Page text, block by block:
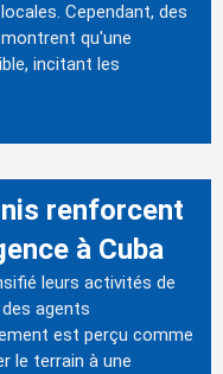
Cependant, des
qu'une
incitant les
renforcent
à Cuba
leurs activités de
agents
est perçu comme
le terrain à une